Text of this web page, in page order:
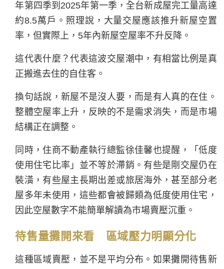
年第四季到2025年第一季，全台新成屋完工量高達
約8.5萬戶。照理說，大量交屋應該推升新屋空置
率，但實際上，5年內新屋空屋率不升反降。
這代表什麼？代表這波交屋潮中，有相當比例是真
正搬進去住的自住客。
換句話說，新屋不是沒人要，而是有人真的在住。
整體空屋率上升，反映的不是需求消失，而是市場
結構正在調整。
同時，住商不動產執行總監徐佳馨也提醒，「低度
使用住宅比率」並不等於滯銷。有些是剛交屋仍在
裝潢，有些屋主長期出差或旅居海外，甚至部分老
屋多年未使用，這些都會被歸類為低度使用住宅，
因此空屋數字不能簡單解讀為市場賣壓沉重。
待售量攤開來看 區域壓力明顯分化
這種區域賣壓，並不是平均分布。如果攤開待售新